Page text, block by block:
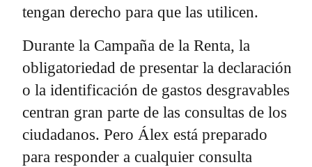
tengan derecho para que las utilicen.
Durante la Campaña de la Renta, la
obligatoriedad de presentar la declaración
o la identificación de gastos desgravables
centran gran parte de las consultas de los
ciudadanos. Pero Álex está preparado
para responder a cualquier consulta